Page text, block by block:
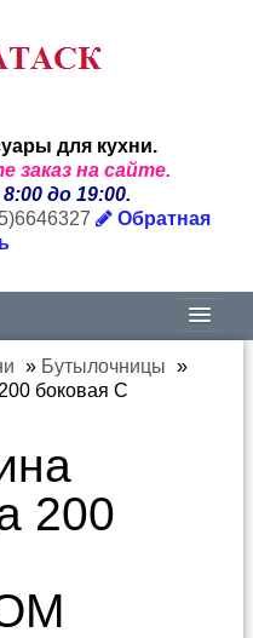
для кухни.
заказ на сайте.
до 19:00.
Обратная
» Бутылочницы »
боковая С
200